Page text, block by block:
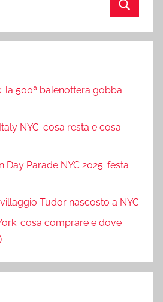
la 500ª balenottera gobba
NYC: cosa resta e cosa
Day Parade NYC 2025: festa
Tudor nascosto a NYC
cosa comprare e dove